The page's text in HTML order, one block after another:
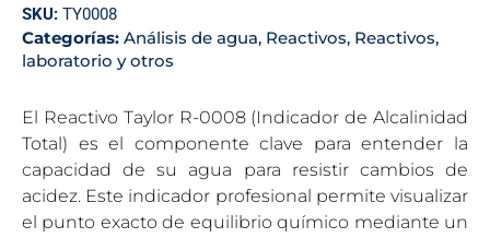
SKU: TY0008
Categorías: Análisis de agua, Reactivos, Reactivos,
laboratorio y otros
El Reactivo Taylor R-0008 (Indicador de Alcalinidad
Total) es el componente clave para entender la
capacidad de su agua para resistir cambios de
acidez. Este indicador profesional permite visualizar
el punto exacto de equilibrio químico mediante un